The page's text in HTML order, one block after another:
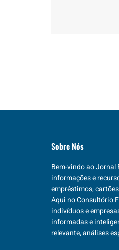
Sobre Nós
Bem-vindo ao Jornal
informações e
empréstimos,
Aqui no Consultório
indivíduos e
informadas e
relevante, análises